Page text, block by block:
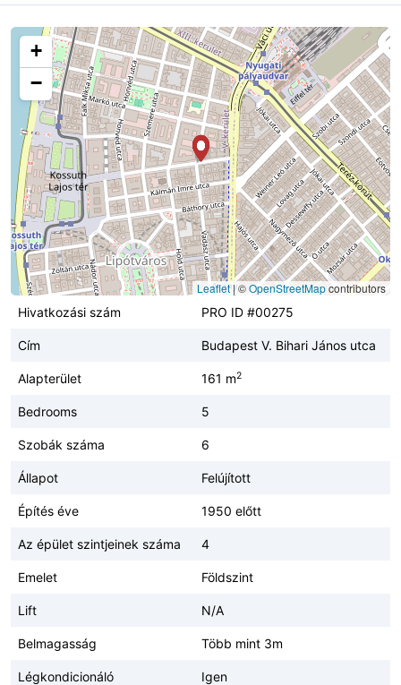
+
−
Leaflet|©OpenStreetMapcontributors
Hivatkozási szám
PRO ID #00275
Cím Budapest V. Bihari János utca
Alapterület 161 m2
Bedrooms 5
Szobák száma 6
Állapot Felújított
Építés éve 1950 előtt
Az épület szintjeinek száma 4
Emelet Földszint
Lift N/A
Belmagasság Több mint 3m
Légkondicionáló Igen